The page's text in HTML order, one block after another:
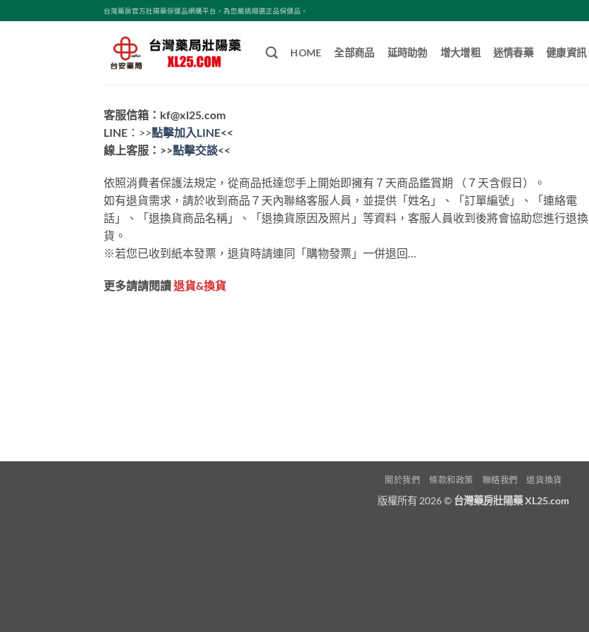
轉
台灣藥房官方壯陽藥保健品網購平台，為您嚴挑細選正品保健品。
HOME 全部商品 延時助勃 增大增粗 迷情春藥 健康資訊
客服信箱： kf@xl25.com
LINE ：>>點擊加入​LINE<<
線上客服：>>點擊交談<<
依照消費者保護法規定，從商品抵達您手上開始即擁有７天商品鑑賞期 （７天含假日）。
如有退貨需求，請於收到商品７天內聯絡客服人員，並提供「姓名」、「訂單編號」、「連絡電
話」、「退換貨商品名稱」、「退換貨原因及照片」等資料，客服人員收到後將會協助您進行退換
貨。
※若您已收到紙本發票，退貨時請連同「購物發票」一併退回…
更多請請閱讀退貨&換貨
關於我們 條款和政策 聯絡我們 退貨換貨
版權所有 2026 © 台灣藥房壯陽藥 XL25.com